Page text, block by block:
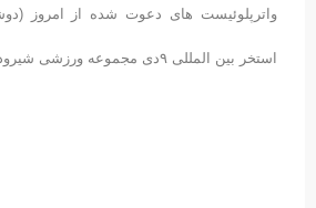
واترپلوئیست های دعوت شده از امروز
استخر بین المللی ۹دی مجموعه ورزشی شیرودی آغاز می‌کنند.